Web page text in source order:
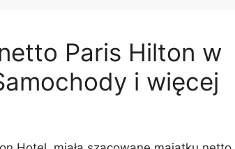
Paris Hilton w
i więcej